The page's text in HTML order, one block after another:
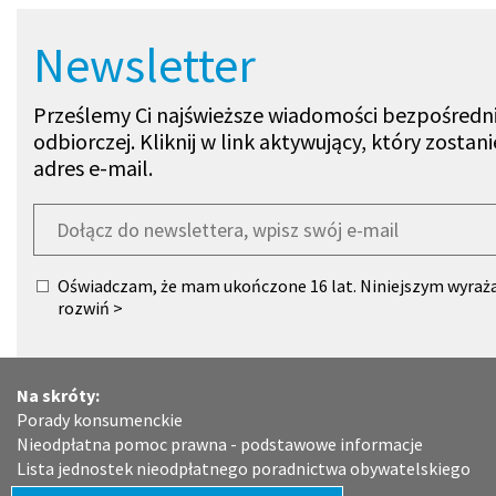
Newsletter
Prześlemy Ci najświeższe wiadomości
odbiorczej. Kliknij w link aktywujący, który
adres e-mail.
Oświadczam, że mam ukończone 16 lat. Niniejszym
przez Powiat Legionowski z siedzibą w Starostwie
gen. Władysława Sikorskiego 11 , O5-119 Legionowo
Powiat Legionowski z siedzibą w Starostwie Powiatowym
Władysława Sikorskiego 11, O5-119 Legionowo,
będzie Państwa dane osobowe, na podstawie art. 6 ust.1
Parlamentu Europejskiego i Rady(UE) 2016/679 z dnia 27
ochrony osób fizycznych w związku z przetwarzaniem
rozwiń >
Na skróty:
Porady konsumenckie
Nieodpłatna pomoc prawna - podstawowe informacje
Lista jednostek nieodpłatnego poradnictwa obywatelskiego